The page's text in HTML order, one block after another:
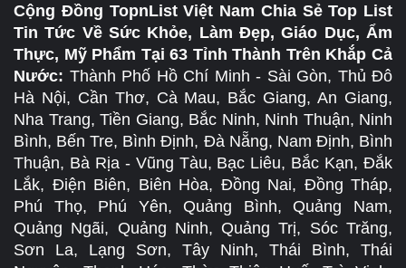
Cộng Đồng TopnList Việt Nam Chia Sẻ Top List
Tin Tức Về Sức Khỏe, Làm Đẹp, Giáo Dục, Ẩm
Thực, Mỹ Phẩm Tại 63 Tỉnh Thành Trên Khắp Cả
Nước: Thành Phố Hồ Chí Minh - Sài Gòn, Thủ Đô
Hà Nội, Cần Thơ, Cà Mau, Bắc Giang, An Giang,
Nha Trang, Tiền Giang, Bắc Ninh, Ninh Thuận, Ninh
Bình, Bến Tre, Bình Định, Đà Nẵng, Nam Định, Bình
Thuận, Bà Rịa - Vũng Tàu, Bạc Liêu, Bắc Kạn, Đắk
Lắk, Điện Biên, Biên Hòa, Đồng Nai, Đồng Tháp,
Phú Thọ, Phú Yên, Quảng Bình, Quảng Nam,
Quảng Ngãi, Quảng Ninh, Quảng Trị, Sóc Trăng,
Sơn La, Lạng Sơn, Tây Ninh, Thái Bình, Thái